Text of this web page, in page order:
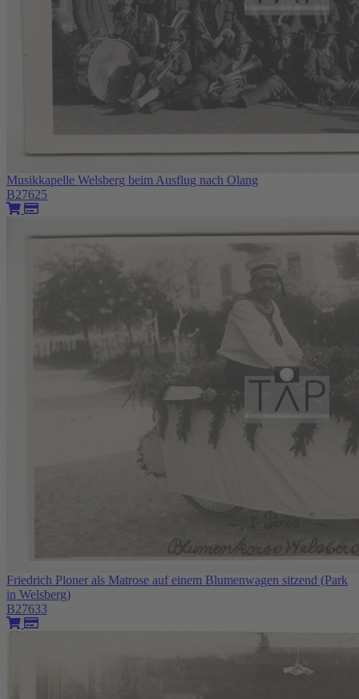
Musikkapelle Welsberg beim Ausflug nach Olang
B27625
Friedrich Ploner als Matrose auf einem Blumenwagen sitzend (Park
in Welsberg)
B27633